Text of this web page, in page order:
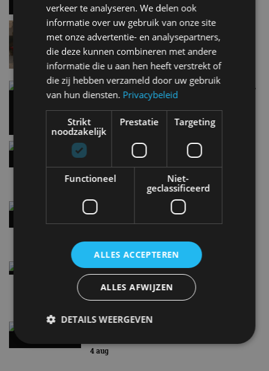
Lamborghini Revuelto eert 60 jaar Miura met
speciale editie
9:33
Carbon fibre op je laadkabel: nergens voor nodig,
en precies daarom geweldig
5 aug
Hennessey Blackbird krijgt atmosferische V8 en
handbak: soms is eenvoud leuker
5 aug
Audi A2 e-Tron mikt op verbruik van 12,8 kWh
per 100 kilometer
Elektrische Geely E2 (tijdelijk) net zo goedkoop
als een Renault Twingo
4 aug
4 aug
verkeer te analyseren. We delen ook
informatie over uw gebruik van onze site
met onze advertentie- en analysepartners,
die deze kunnen combineren met andere
informatie die u aan hen heeft verstrekt of
die zij hebben verzameld door uw gebruik
van hun diensten. Privacybeleid
Strikt
noodzakelijk
Prestatie Targeting
Functioneel
Niet-
geclassificeerd
ALLES ACCEPTEREN
ALLES AFWIJZEN
DETAILS WEERGEVEN